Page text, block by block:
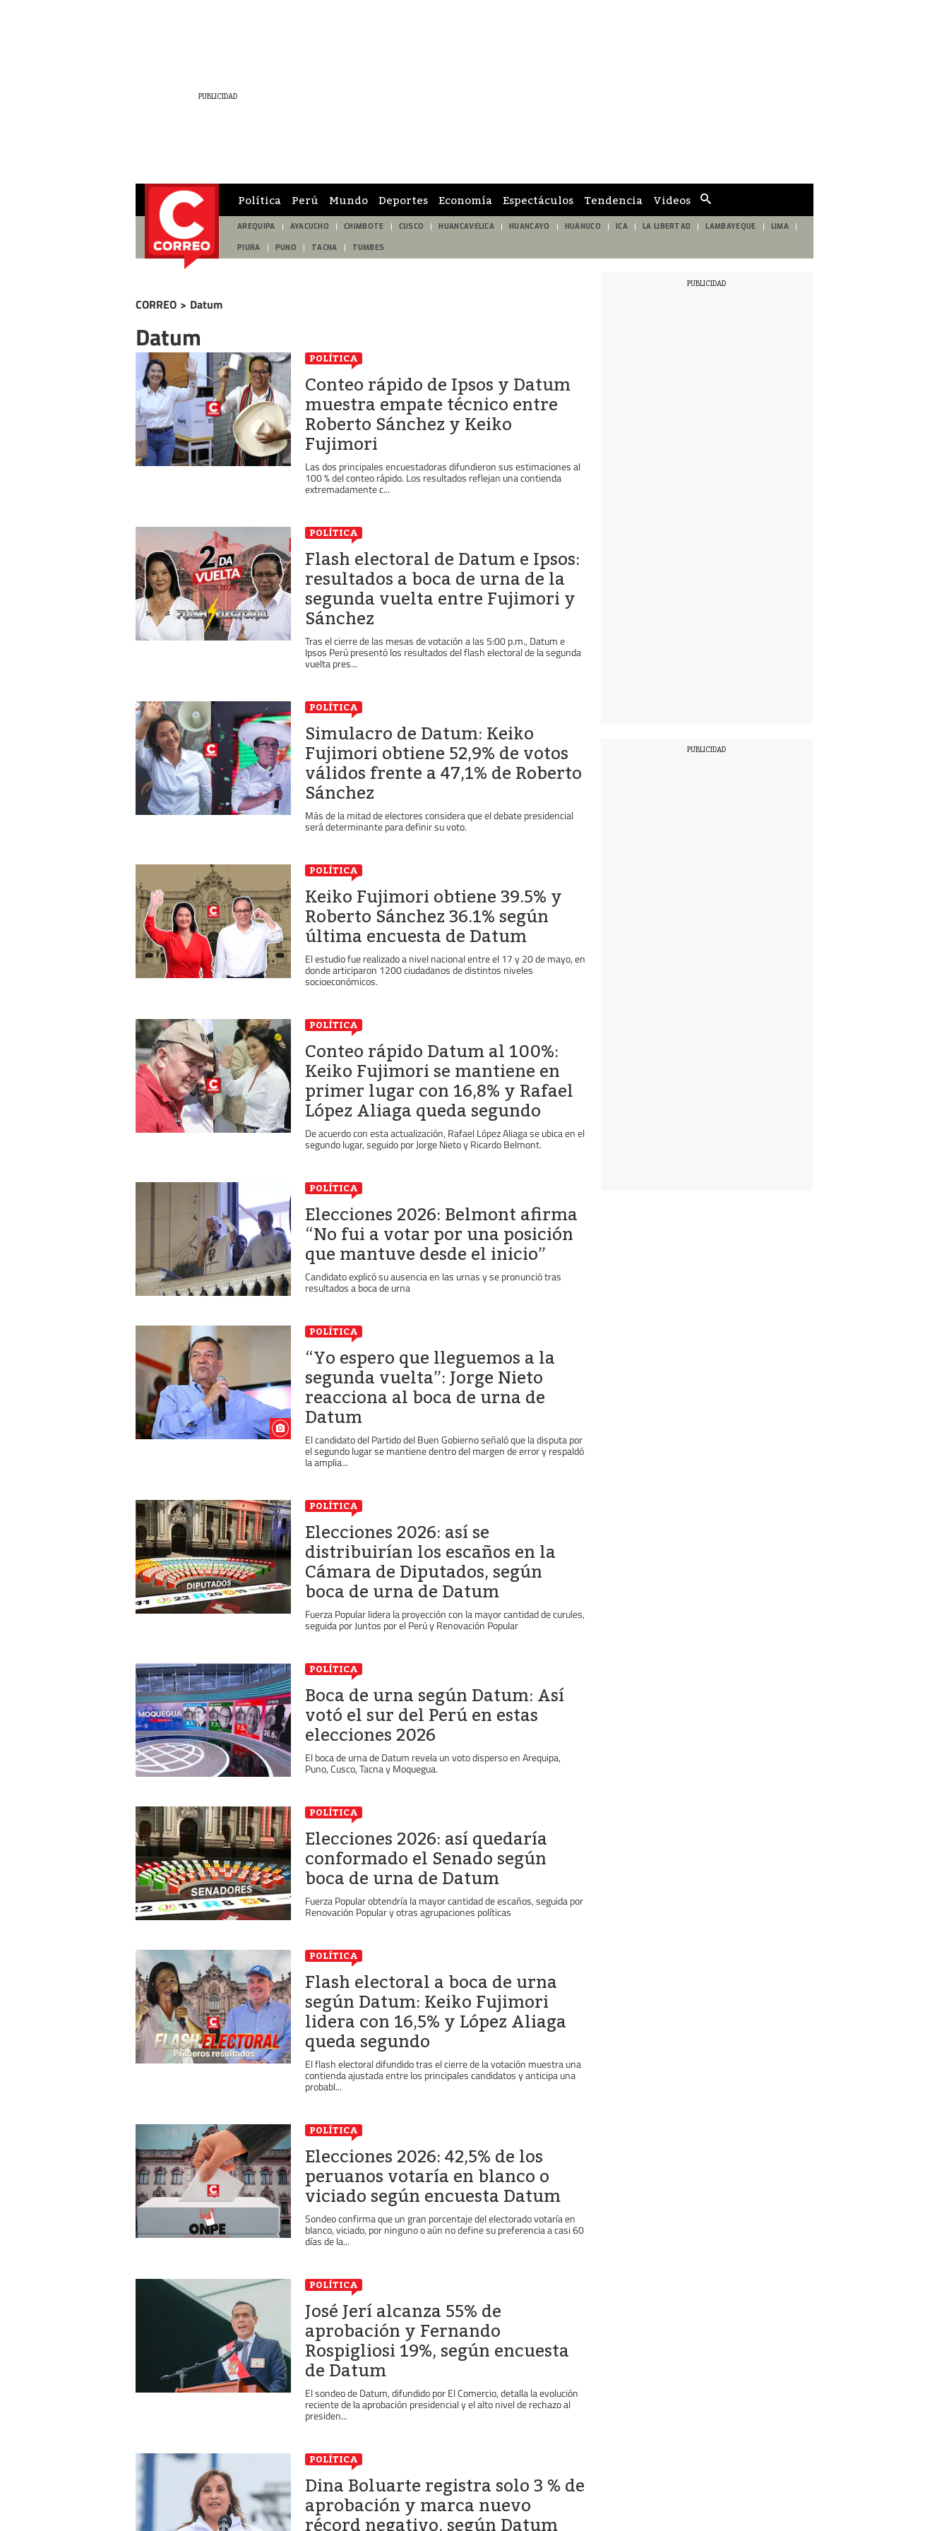
de
búsqueda
Política Perú Mundo Deportes Economía Espectáculos Tendencia Videos
AREQUIPA AYACUCHO CHIMBOTE CUSCO HUANCAVELICA HUANCAYO HUÁNUCO ICA LA LIBERTAD LAMBAYEQUE LIMA
PIURA PUNO TACNA TUMBES
CORREO > Datum
Datum
POLÍTICA
Conteo rápido de Ipsos y Datum
muestra empate técnico entre
Roberto Sánchez y Keiko
Fujimori
Las dos principales encuestadoras difundieron sus estimaciones al
100 % del conteo rápido. Los resultados reflejan una contienda
extremadamente c...
POLÍTICA
Flash electoral de Datum e Ipsos:
resultados a boca de urna de la
segunda vuelta entre Fujimori y
Sánchez
Tras el cierre de las mesas de votación a las 5:00 p.m., Datum e
Ipsos Perú presentó los resultados del flash electoral de la segunda
vuelta pres...
POLÍTICA
Simulacro de Datum: Keiko
Fujimori obtiene 52,9% de votos
válidos frente a 47,1% de Roberto
Sánchez
Más de la mitad de electores considera que el debate presidencial
será determinante para definir su voto.
POLÍTICA
Keiko Fujimori obtiene 39.5% y
Roberto Sánchez 36.1% según
última encuesta de Datum
El estudio fue realizado a nivel nacional entre el 17 y 20 de mayo, en
donde articiparon 1200 ciudadanos de distintos niveles
socioeconómicos.
POLÍTICA
Conteo rápido Datum al 100%:
Keiko Fujimori se mantiene en
primer lugar con 16,8% y Rafael
López Aliaga queda segundo
De acuerdo con esta actualización, Rafael López Aliaga se ubica en el
segundo lugar, seguido por Jorge Nieto y Ricardo Belmont.
POLÍTICA
Elecciones 2026: Belmont afirma
“No fui a votar por una posición
que mantuve desde el inicio”
Candidato explicó su ausencia en las urnas y se pronunció tras
resultados a boca de urna
POLÍTICA
“Yo espero que lleguemos a la
segunda vuelta”: Jorge Nieto
reacciona al boca de urna de
Datum
El candidato del Partido del Buen Gobierno señaló que la disputa por
el segundo lugar se mantiene dentro del margen de error y respaldó
la amplia...
POLÍTICA
Elecciones 2026: así se
distribuirían los escaños en la
Cámara de Diputados, según
boca de urna de Datum
Fuerza Popular lidera la proyección con la mayor cantidad de curules,
seguida por Juntos por el Perú y Renovación Popular
POLÍTICA
Boca de urna según Datum: Así
votó el sur del Perú en estas
elecciones 2026
El boca de urna de Datum revela un voto disperso en Arequipa,
Puno, Cusco, Tacna y Moquegua.
POLÍTICA
Elecciones 2026: así quedaría
conformado el Senado según
boca de urna de Datum
Fuerza Popular obtendría la mayor cantidad de escaños, seguida por
Renovación Popular y otras agrupaciones políticas
POLÍTICA
Flash electoral a boca de urna
según Datum: Keiko Fujimori
lidera con 16,5% y López Aliaga
queda segundo
El flash electoral difundido tras el cierre de la votación muestra una
contienda ajustada entre los principales candidatos y anticipa una
probabl...
POLÍTICA
Elecciones 2026: 42,5% de los
peruanos votaría en blanco o
viciado según encuesta Datum
Sondeo confirma que un gran porcentaje del electorado votaría en
blanco, viciado, por ninguno o aún no define su preferencia a casi 60
días de la...
POLÍTICA
José Jerí alcanza 55% de
aprobación y Fernando
Rospigliosi 19%, según encuesta
de Datum
El sondeo de Datum, difundido por El Comercio, detalla la evolución
reciente de la aprobación presidencial y el alto nivel de rechazo al
presiden...
POLÍTICA
Dina Boluarte registra solo 3 % de
aprobación y marca nuevo
récord negativo, según Datum